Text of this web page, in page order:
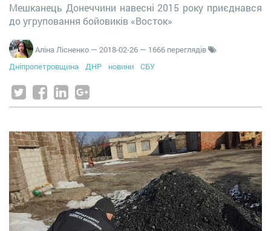
Мешканець Донеччини навесні 2015 року приєднався
до угруповання бойовиків «Восток»
Аліна Лісненко — 2018-02-26 — 1666 переглядів
Дніпропетровщина
ДНР новини СБУ